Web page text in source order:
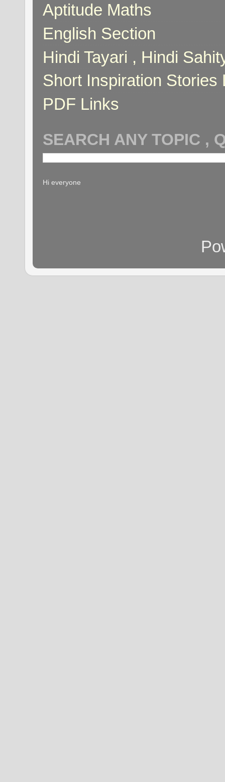
Aptitude Maths
English Section
Hindi Tayari , Hindi
Short Inspiration Stories
PDF Links
SEARCH ANY TOPIC ,
Hi everyone